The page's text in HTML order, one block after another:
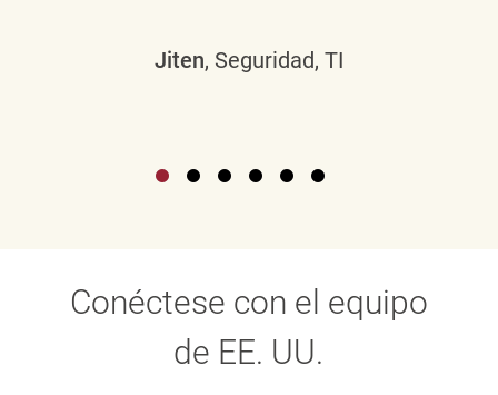
Jiten, Seguridad, TI
Conéctese con el equipo
de EE. UU.